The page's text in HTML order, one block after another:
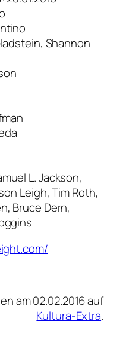
Shannon
L. Jackson,
Leigh, Tim Roth,
Bruce Dern,
am 02.02.2016 auf
Kultura-Extra.